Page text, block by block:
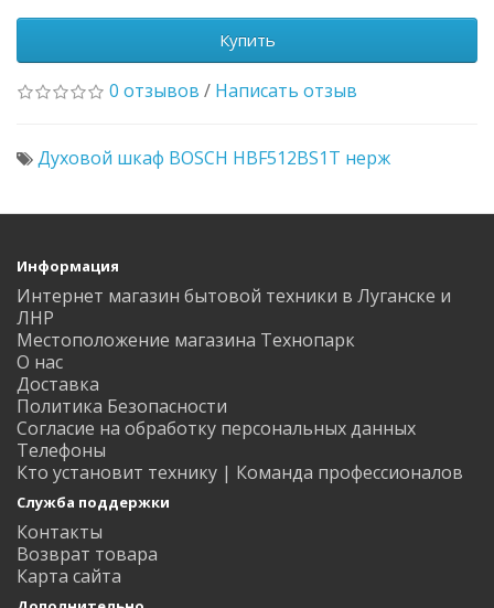
Купить
0 отзывов / Написать отзыв
Духовой шкаф BOSCH HBF512BS1T нерж
Информация
Интернет магазин бытовой техники в Луганске и
ЛНР
Местоположение магазина Технопарк
О нас
Доставка
Политика Безопасности
Согласие на обработку персональных данных
Телефоны
Кто установит технику | Команда профессионалов
Служба поддержки
Контакты
Возврат товара
Карта сайта